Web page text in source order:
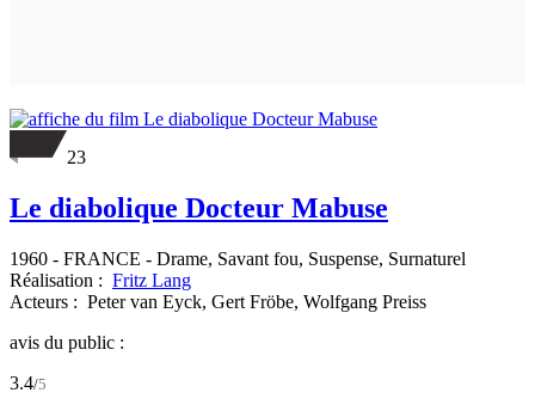
23
Le diabolique Docteur Mabuse
1960 - FRANCE - Drame, Savant fou, Suspense, Surnaturel
Réalisation : Fritz Lang
Acteurs : Peter van Eyck, Gert Fröbe, Wolfgang Preiss
avis du public :
3.4/5